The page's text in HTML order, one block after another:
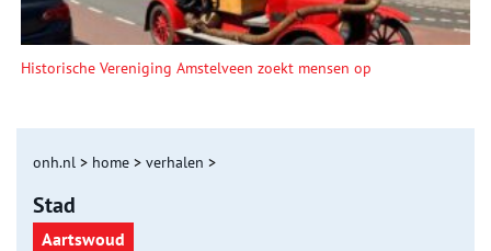
Historische Vereniging Amstelveen zoekt mensen op
onh.nl > home > verhalen >
Stad
Aartswoud